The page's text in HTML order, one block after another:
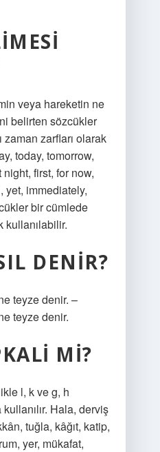
veya hareketin ne
belirten sözcükler
zarfları olarak
today, tomorrow,
first, for now,
yet, immediately,
bir cümlede
kullanılabilir.
DENIR?
teyze denir. –
teyze denir.
MI?
l, k ve g, h
Hala, derviş
tuğla, kâğıt, katip,
yer, mükafat,